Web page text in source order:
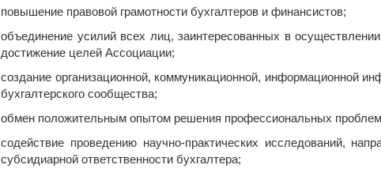
повышение правовой грамотности бухгалтеров и финансистов;
объединение усилий всех лиц, заинтересованных в
достижение целей Ассоциации;
создание организационной, коммуникационной, информационной
бухгалтерского сообщества;
обмен положительным опытом решения профессиональных проблем
содействие проведению научно-практических исследований,
субсидиарной ответственности бухгалтера;